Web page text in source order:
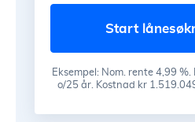
start
Eksempel: Nom. rente 4,99 %.
o/25 år. Kostnad kr